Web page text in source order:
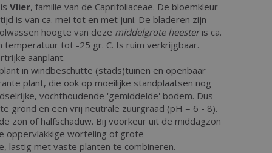
Vlier, familie van de Caprifoliaceae. De bloemkleur
is van ca. mei tot en met juni. De bladeren zijn
hoogte van deze middelgrote heesteris ca.
temperatuur tot -25 gr. C. Is ruim verkrijgbaar.
aanplant.
in windbeschutte (stads)tuinen en openbaar
plant, die ook op moeilijke standplaatsen nog
vochthoudende 'gemiddelde' bodem. Dus
grond en een vrij neutrale zuurgraad (pH = 6 - 8).
zon of halfschaduw. Bij voorkeur uit de middagzon
oppervlakkige worteling of grote
lastig met vaste planten te combineren.